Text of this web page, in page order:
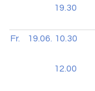
19.30
Fr.
19.06. 10.30
12.00